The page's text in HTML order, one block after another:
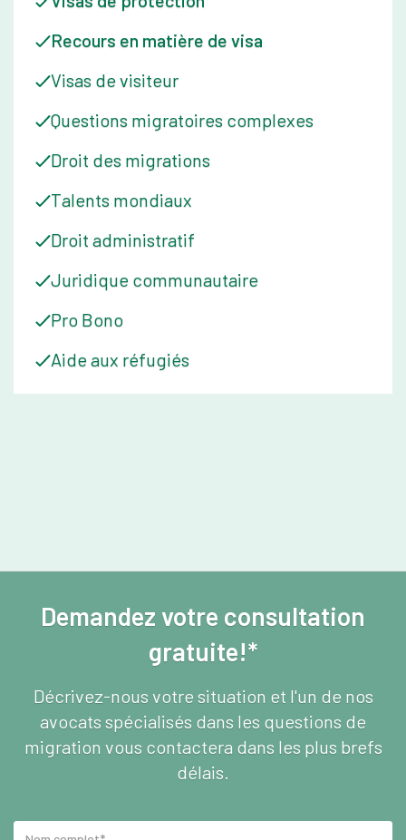
une compréhension méticuleuse de la loi, un esprit stratégique
et un cœur compatissant, ce qui fait de lui un allié inestimable
passer du temps avec sa jeune famille.
Recours en matière de visa
Visas de visiteur
Questions migratoires complexes
Droit des migrations
Talents mondiaux
Droit administratif
Juridique communautaire
Pro Bono
Aide aux réfugiés
Demandez votre consultation
gratuite!*
Décrivez-nous votre situation et l'un de nos
avocats spécialisés dans les questions de
migration vous contactera dans les plus brefs
délais.